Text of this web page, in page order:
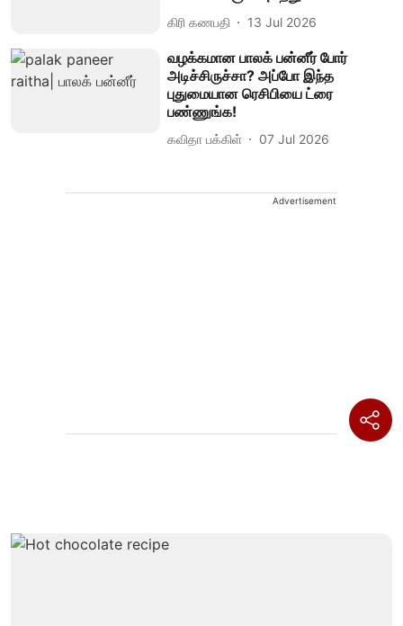
கிரி கணபதி 13 Jul 2026
வழக்கமான பாலக் பன்னீர் போர்
அடிச்சிருச்சா? அப்போ இந்த
புதுமையான ரெசிபியை ட்ரை
பண்ணுங்க!
கவிதா பக்கிள் 07 Jul 2026
Advertisement